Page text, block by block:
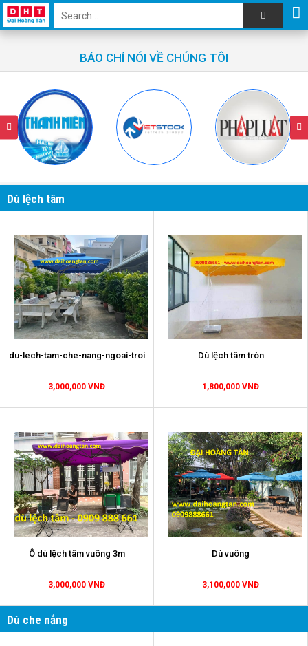
BÁO CHÍ NÓI VỀ CHÚNG TÔI
Dù lệch tâm
du-lech-tam-che-nang-ngoai-troi
3,000,000 VNĐ
Dù lệch tâm tròn
1,800,000 VNĐ
Ô dù lệch tâm vuông 3m
3,000,000 VNĐ
Dù vuông
3,100,000 VNĐ
Dù che nắng